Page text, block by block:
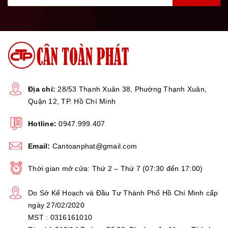
Địa chỉ: 28/53 Thạnh Xuân 38, Phường Thạnh Xuân,
Quận 12, TP. Hồ Chí Minh
Hotline: 0947.999.407
Email: Cantoanphat@gmail.com
Thời gian mở cửa: Thứ 2 – Thứ 7 (07:30 đến 17:00)
Do Sở Kế Hoạch và Đầu Tư Thành Phố Hồ Chí Minh cấp
ngày 27/02/2020
MST : 0316161010